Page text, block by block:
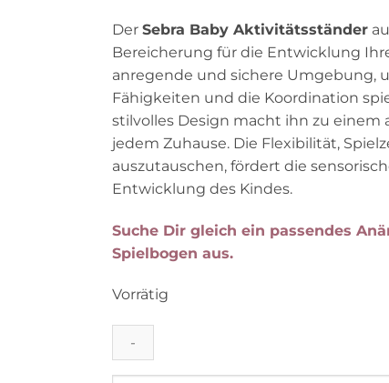
Der Sebra Baby Aktivitätsständer
Bereicherung für die Entwicklung
anregende und sichere Umgebung,
Fähigkeiten und die Koordination
stilvolles Design macht ihn zu
jedem Zuhause. Die Flexibilität,
auszutauschen, fördert die
Entwicklung des Kindes.
Suche Dir gleich ein passendes
Spielbogen aus.
Vorrätig